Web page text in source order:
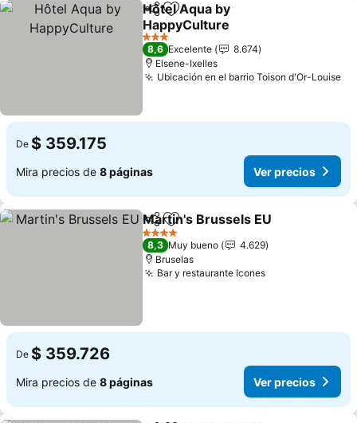
CompartirAgregar a favoritos
Hôtel Aqua by
HappyCulture
3 Estrellas
8,6 Excelente
8.674
Elsene-Ixelles
Ubicación en el barrio Toison d'Or-Louise
De $ 359.175
Mira precios de 8 páginas Ver precios
CompartirAgregar a favoritos
Martin's Brussels EU
4 Estrellas
8,3 Muy bueno
4.629
Bruselas
Bar y restaurante Icones
De $ 359.726
Mira precios de 8 páginas Ver precios